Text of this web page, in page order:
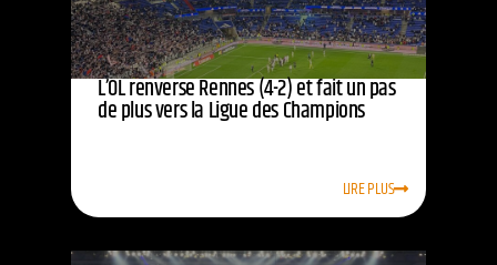
L’OL renverse Rennes (4-2) et fait un pas
de plus vers la Ligue des Champions
LIRE PLUS